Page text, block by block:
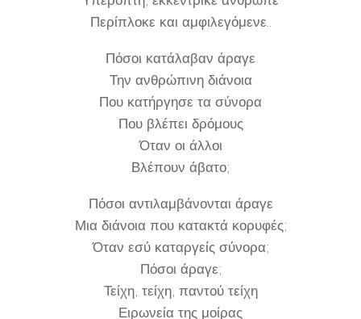
Περίπλοκε και αμφιλεγόμενε..
Πόσοι κατάλαβαν άραγε
Την ανθρώπινη διάνοια
Που κατήργησε τα σύνορα
Που βλέπει δρόμους
Όταν οι άλλοι
Βλέπουν άβατο;
Πόσοι αντιλαμβάνονται άραγε
Μια διάνοια που κατακτά κορυφές;
Όταν εσύ καταργείς σύνορα;
Πόσοι άραγε;
Τείχη, τείχη, παντού τείχη
Ειρωνεία της μοίρας